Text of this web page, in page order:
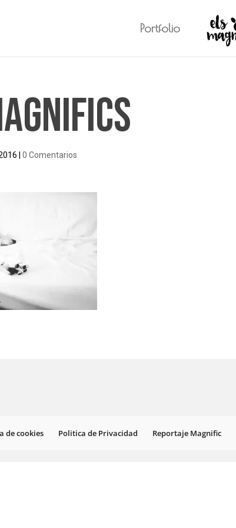
Portfolio
|0 Comentarios
de cookies Politica de Privacidad Reportaje Magnific